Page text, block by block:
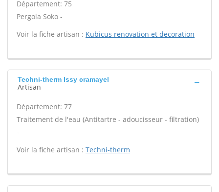
Département: 75
Pergola Soko -
Voir la fiche artisan : Kubicus renovation et decoration
Techni-therm Issy cramayel
Artisan
Département: 77
Traitement de l'eau (Antitartre - adoucisseur - filtration)
-
Voir la fiche artisan : Techni-therm